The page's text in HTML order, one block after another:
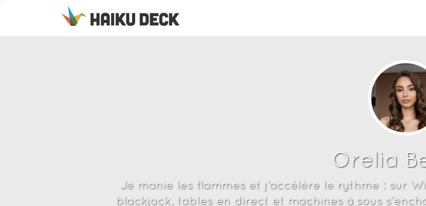
Orelia
Je manie les flammes et j’accélère le rythme : sur
blackjack, tables en direct et machines à sous